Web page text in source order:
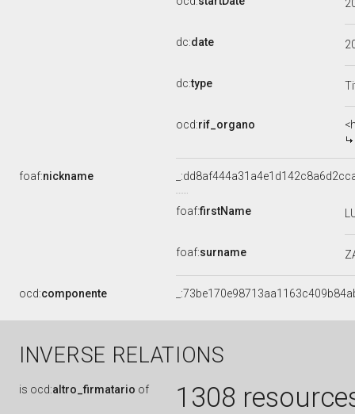
dc:date
dc:type
ocd:rif_organo
foaf:nickname
foaf:firstName
foaf:surname
ocd:componente
INVERSE RELATIONS
is ocd:altro_firmatario of 1308